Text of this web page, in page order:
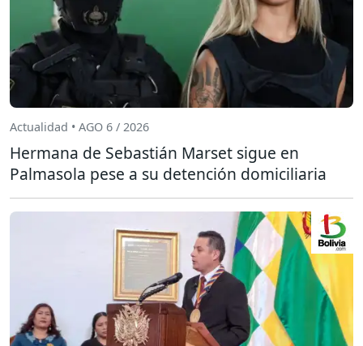
Actualidad • AGO 6 / 2026
Hermana de Sebastián Marset sigue en
Palmasola pese a su detención domiciliaria